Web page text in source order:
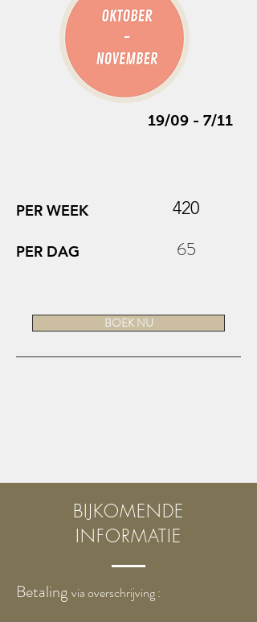
19/09 - 7/11
PER WEEK
PER DAG
420
65
BOEK NU
BIJKOMENDE
INFORMATIE
Betaling via overschrijving :